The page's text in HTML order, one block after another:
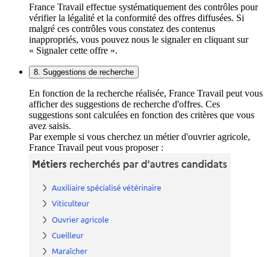
France Travail effectue systématiquement des contrôles pour
vérifier la légalité et la conformité des offres diffusées. Si
malgré ces contrôles vous constatez des contenus
inappropriés, vous pouvez nous le signaler en cliquant sur
« Signaler cette offre ».
8. Suggestions de recherche
En fonction de la recherche réalisée, France Travail peut vous
afficher des suggestions de recherche d'offres. Ces
suggestions sont calculées en fonction des critères que vous
avez saisis.
Par exemple si vous cherchez un métier d'ouvrier agricole,
France Travail peut vous proposer :